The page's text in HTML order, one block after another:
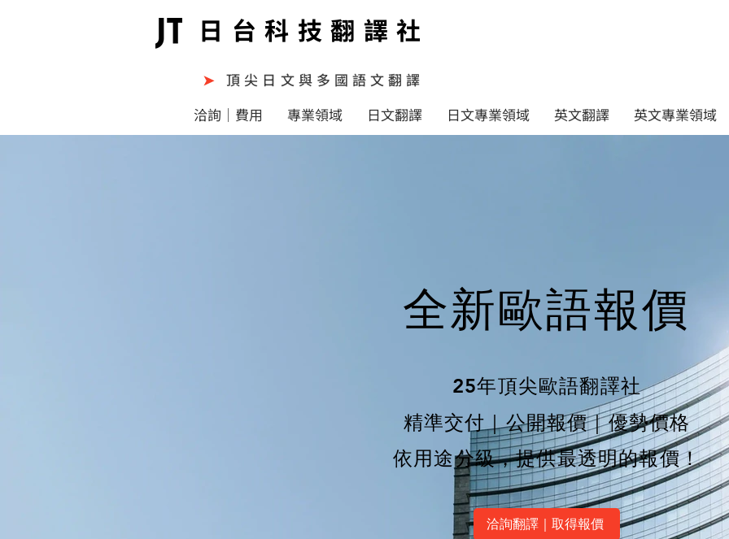
日台科技翻譯社
➤ 頂尖日文與多國語文翻譯
洽詢｜費用
專業領域 日文翻譯 日文專業領域 英文翻譯 英文專業領域
全新歐語報價
25年頂尖歐語翻譯社
精準交付｜公開報價｜優勢價格
依用途分級，提供最透明的報價！
洽詢翻譯｜取得報價